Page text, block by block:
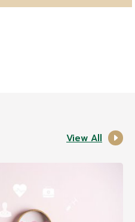
View All